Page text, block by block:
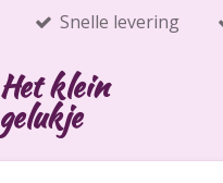
Snelle levering
Het klein
gelukje